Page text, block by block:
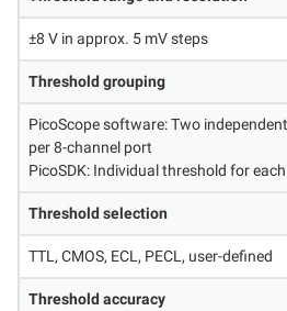
±8 V in approx. 5 mV steps
Threshold grouping
PicoScope software: Two
per 8-channel port
PicoSDK: Individual threshold for
Threshold selection
TTL, CMOS, ECL, PECL, user-defined
Threshold accuracy